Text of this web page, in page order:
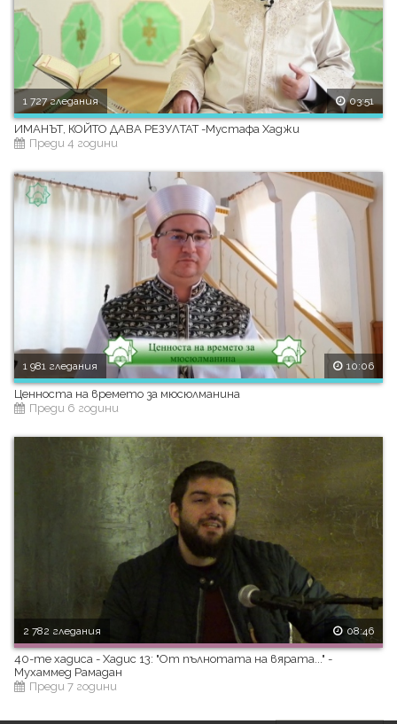
1 727 гледания 03:51
ИМАНЪТ, КОЙТО ДАВА РЕЗУЛТАТ -Мустафа Хаджи
Преди 4 години
1 981 гледания 10:06
Ценноста на времето за мюсюлманина
Преди 6 години
2 782 гледания 08:46
40-те хадиса - Хадис 13: "От пълнотата на вярата..." -
Мухаммед Рамадан
Преди 7 години